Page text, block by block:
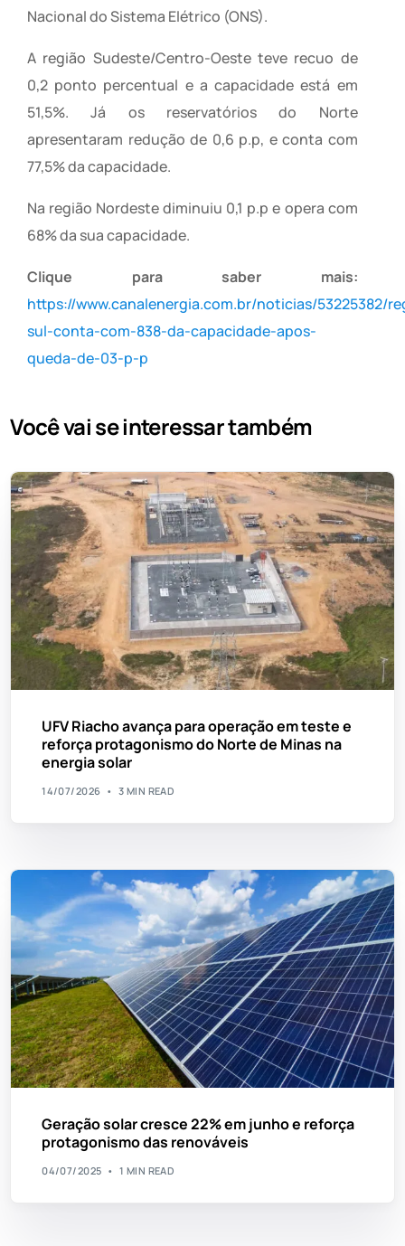
Nacional do Sistema Elétrico (ONS).
A região Sudeste/Centro-Oeste teve recuo de
0,2 ponto percentual e a capacidade está em
51,5%. Já os reservatórios do Norte
apresentaram redução de 0,6 p.p, e conta com
77,5% da capacidade.
Na região Nordeste diminuiu 0,1 p.p e opera com
68% da sua capacidade.
Clique para saber mais:
https://www.canalenergia.com.br/noticias/53225382/
sul-conta-com-838-da-capacidade-apos-
queda-de-03-p-p
Você vai se interessar também
UFV Riacho avança para operação em teste e
reforça protagonismo do Norte de Minas na
energia solar
14/07/2026 3 MIN READ
Geração solar cresce 22% em junho e reforça
protagonismo das renováveis
04/07/2025 1 MIN READ